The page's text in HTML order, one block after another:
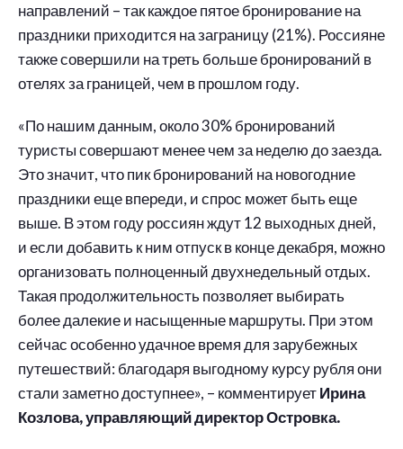
направлений – так каждое пятое бронирование на
праздники приходится на заграницу (21%). Россияне
также совершили на треть больше бронирований в
отелях за границей, чем в прошлом году.
«По нашим данным, около 30% бронирований
туристы совершают менее чем за неделю до заезда.
Это значит, что пик бронирований на новогодние
праздники еще впереди, и спрос может быть еще
выше. В этом году россиян ждут 12 выходных дней,
и если добавить к ним отпуск в конце декабря, можно
организовать полноценный двухнедельный отдых.
Такая продолжительность позволяет выбирать
более далекие и насыщенные маршруты. При этом
сейчас особенно удачное время для зарубежных
путешествий: благодаря выгодному курсу рубля они
стали заметно доступнее», – комментируетИрина
Козлова, управляющий директор Островка.